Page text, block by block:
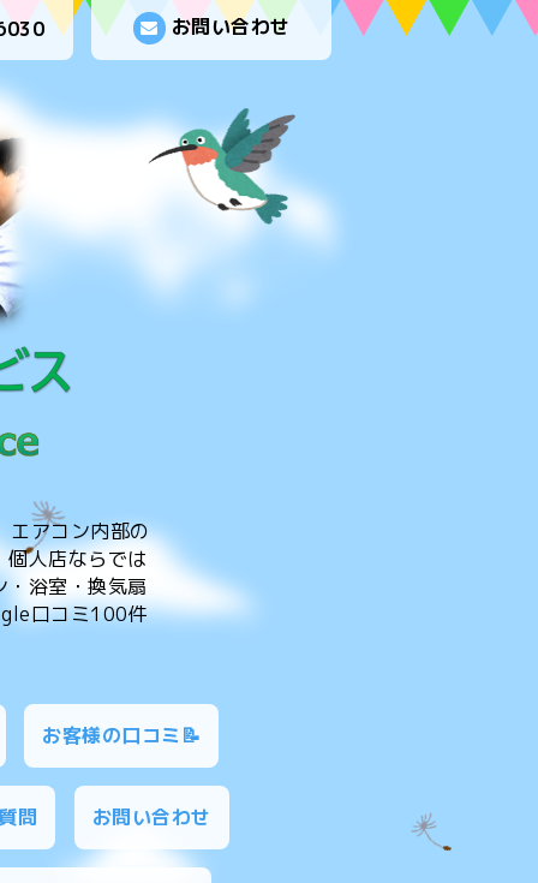
お問い合わせ
エアコン内部の
人店ならでは
浴室・換気扇
口コミ100件
お客様の口コミ📝
問 お問い合わせ